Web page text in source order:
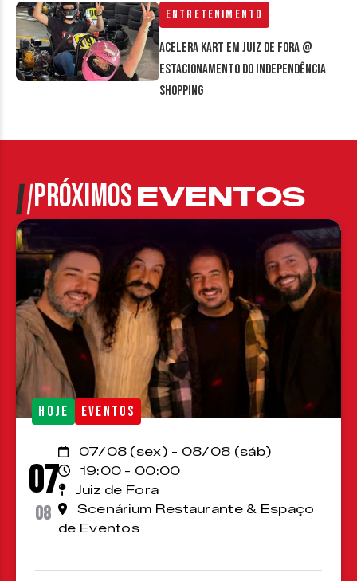
Entretenimento
Acelera Kart em Juiz de Fora @
estacionamento do Independência
Shopping
PRÓXIMOSEVENTOS
HOJE EVENTOS
07
08
07/08 (sex) - 08/08 (sáb)
19:00 - 00:00
Juiz de Fora
Scenárium Restaurante & Espaço
de Eventos